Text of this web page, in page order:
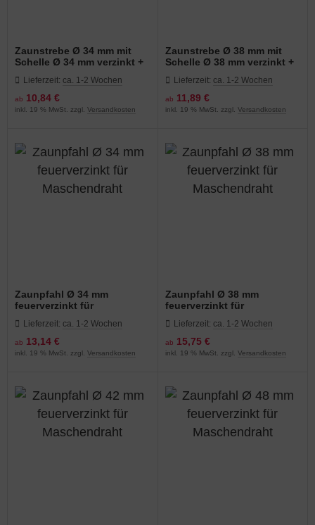
Zaunstrebe Ø 34 mm mit
Schelle Ø 34 mm verzinkt +
Lieferzeit: ca. 1-2 Wochen
ab 10,84 €
inkl. 19 % MwSt. zzgl. Versandkosten
Zaunstrebe Ø 38 mm mit
Schelle Ø 38 mm verzinkt +
Lieferzeit: ca. 1-2 Wochen
ab 11,89 €
inkl. 19 % MwSt. zzgl. Versandkosten
Zaunpfahl Ø 34 mm
feuerverzinkt für
Lieferzeit: ca. 1-2 Wochen
ab 13,14 €
inkl. 19 % MwSt. zzgl. Versandkosten
Zaunpfahl Ø 38 mm
feuerverzinkt für
Lieferzeit: ca. 1-2 Wochen
ab 15,75 €
inkl. 19 % MwSt. zzgl. Versandkosten